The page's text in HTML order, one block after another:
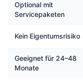
Optional mit
Servicepaketen
Kein Eigentumsrisiko
Geeignet für 24–48
Monate